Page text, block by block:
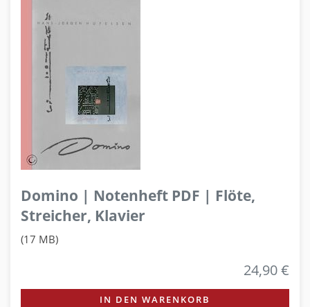
Domino | Notenheft PDF | Flöte,
Streicher, Klavier
(17 MB)
24,90 €
IN DEN WARENKORB